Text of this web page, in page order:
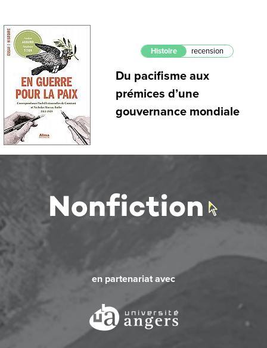
Histoire recension
Du pacifisme aux
prémices d’une
gouvernance mondiale
en partenariat avec